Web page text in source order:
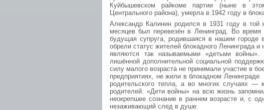
Куйбышевском райкоме партии (ныне в
Центрального района), умерла в 1942 году в
Александр Калинин родился в 1931 году в той
месяцев был перевезён в Ленинград. Во
будущая супруга, родившаяся в нашем городе
обрели статус жителей блокадного Ленинграда
являются так называемыми «детьми
лишённой дополнительной социальной
силу малого возраста не принимали участие в
предприятиях, не жили в блокадном
родительского тепла, а во многих случаях
родителей. «Дети войны» на всю жизнь
неокрепшее сознание в раннем возрасте и, с
незаживающий след в душе.